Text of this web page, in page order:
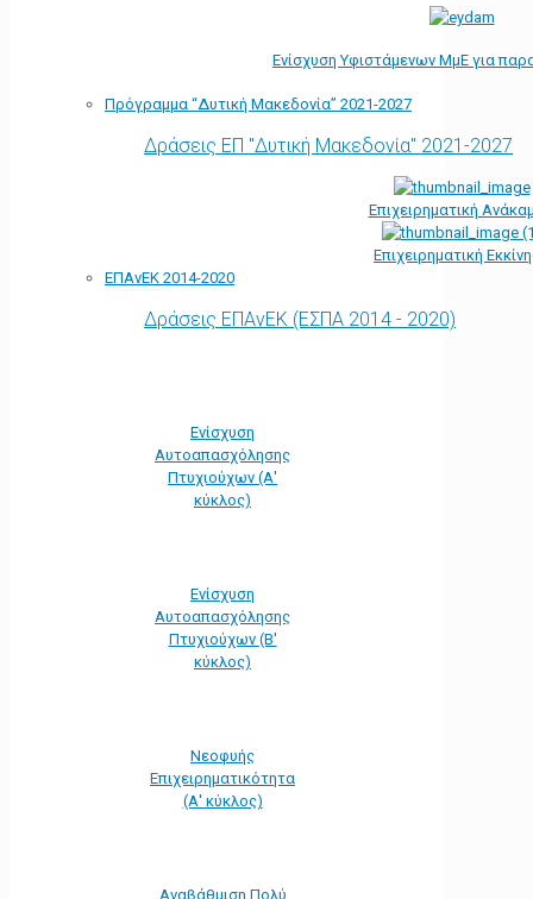
Ενίσχυση Υφιστάμενων ΜμΕ για
Πρόγραμμα “Δυτική Μακεδονία” 2021-2027
Δράσεις ΕΠ "Δυτική Μακεδονία" 2021-2027
Επιχειρηματική
Επιχειρηματική
ΕΠΑνΕΚ 2014-2020
Δράσεις ΕΠΑνΕΚ (ΕΣΠΑ 2014 - 2020)
Ενίσχυση
Αυτοαπασχόλησης
Πτυχιούχων (Α'
κύκλος)
Ενίσχυση
Αυτοαπασχόλησης
Πτυχιούχων (Β'
κύκλος)
Νεοφυής
Επιχειρηματικότητα
(Α' κύκλος)
Αναβάθμιση Πολύ